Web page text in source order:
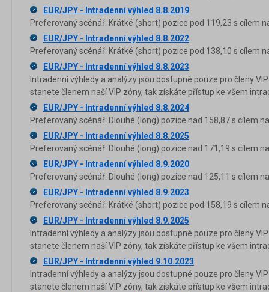
EUR/JPY - Intradenní výhled 8.8.2019
Preferovaný scénář: Krátké (short) pozice pod 119,23 s cílem
EUR/JPY - Intradenní výhled 8.8.2022
Preferovaný scénář: Krátké (short) pozice pod 138,10 s cílem
EUR/JPY - Intradenní výhled 8.8.2023
Intradenní výhledy a analýzy jsou dostupné pouze pro členy
stanete členem naší VIP zóny, tak získáte přístup ke všem
EUR/JPY - Intradenní výhled 8.8.2024
Preferovaný scénář: Dlouhé (long) pozice nad 158,87 s cílem
EUR/JPY - Intradenní výhled 8.8.2025
Preferovaný scénář: Dlouhé (long) pozice nad 171,19 s cílem
EUR/JPY - Intradenní výhled 8.9.2020
Preferovaný scénář: Dlouhé (long) pozice nad 125,11 s cílem
EUR/JPY - Intradenní výhled 8.9.2023
Preferovaný scénář: Krátké (short) pozice pod 158,19 s cílem
EUR/JPY - Intradenní výhled 8.9.2025
Intradenní výhledy a analýzy jsou dostupné pouze pro členy
stanete členem naší VIP zóny, tak získáte přístup ke všem
EUR/JPY - Intradenní výhled 9.10.2023
Intradenní výhledy a analýzy jsou dostupné pouze pro členy
stanete členem naší VIP zóny, tak získáte přístup ke všem